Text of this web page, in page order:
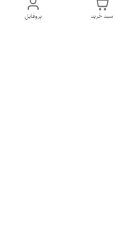
پروفایل سبد خرید